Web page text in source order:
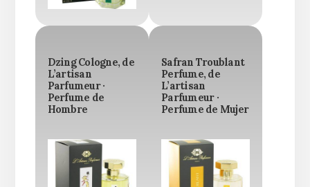
Dzing Cologne, de
L’artisan
Parfumeur ·
Perfume de
Hombre
Safran Troublant
Perfume, de
L’artisan
Parfumeur ·
Perfume de Mujer